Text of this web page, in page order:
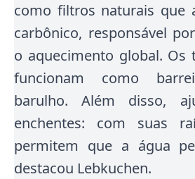
como filtros naturais que
carbônico, responsável
o aquecimento global. Os
funcionam como
barulho. Além disso,
enchentes: com suas
permitem que a água
destacou Lebkuchen.